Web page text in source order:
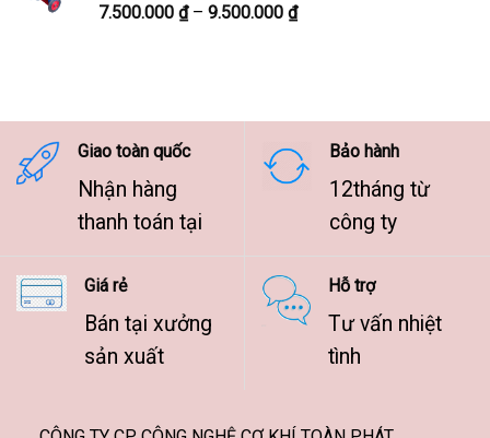
9.500.000 ₫
7.500.000 ₫ – 9.500.000 ₫Khoảng
9.500.000 ₫
Giao toàn quốc
Nhận hàng
thanh toán tại
Bảo hành
12tháng từ
công ty
Giá rẻ
Bán tại xưởng
sản xuất
Hỗ trợ
Tư vấn nhiệt
tình